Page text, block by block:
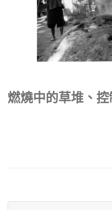
燃燒中的草堆、